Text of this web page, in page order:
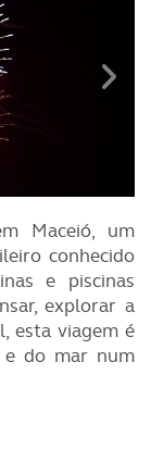
Maceió, um
conhecido
e piscinas
explorar a
esta viagem é
do mar num